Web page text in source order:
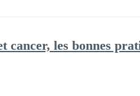
cancer, les bonnes